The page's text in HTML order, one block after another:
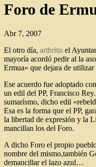
Foro de
Abr 7, 2007
El otro día, arthritis el
mayoría acordó pedir al la
Ermua» que dejara de utilizar
Ese acuerdo fue adoptado
un edil del PP, Francisco
sumarísmo, dicho edil
Esa es la forma que el PP,
la libertad de expresión y la
mancillan los del Foro.
A dicho Foro el propio
nombre del mismo,también
demancillar el lazo azul…